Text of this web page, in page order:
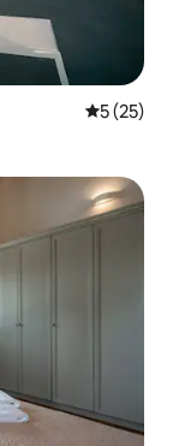
5 de uma
5 (25)